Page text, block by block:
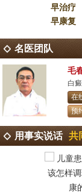
早治疗
早康复
名医团队
毛
白
在
预
用事实说话 共